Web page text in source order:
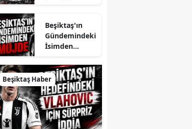
Beşiktaş'ın
Gündemindeki
İsimden
Beşiktaş Haber